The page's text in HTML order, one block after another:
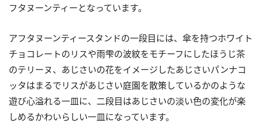
フタヌーンティーとなっています。
アフタヌーンティースタンドの一段目には、傘を持つホワイト
チョコレートのリスや雨雫の波紋をモチーフにしたほうじ茶
のテリーヌ、あじさいの花をイメージしたあじさいパンナコ
ッタはまるでリスがあじさい庭園を散策しているかのような
遊び心溢れる一皿に、二段目はあじさいの淡い色の変化が楽
しめるかわいらしい一皿になっています。